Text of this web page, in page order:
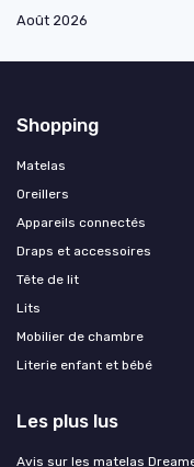
Août 2026
Shopping
Matelas
Oreillers
Appareils connectés
Draps et accessoires
Tête de lit
Lits
Mobilier de chambre
Literie enfant et bébé
Les plus lus
Avis sur les matelas